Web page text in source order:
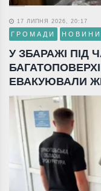
17 ЛИПНЯ 2026, 20:17
ГРОМАДИ НОВИНИ
У ЗБАРАЖІ ПІД
ЕВАКУЮВАЛИ